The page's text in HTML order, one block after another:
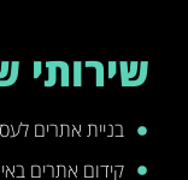
שירותי
בניית אתרים
קידום אתרים